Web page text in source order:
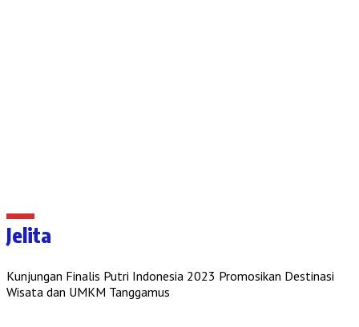
Jelita
Kunjungan Finalis Putri Indonesia 2023 Promosikan Destinasi
Wisata dan UMKM Tanggamus